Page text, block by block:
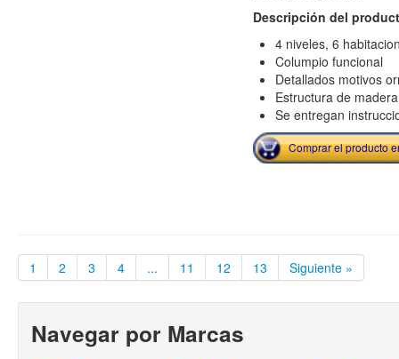
Descripción del
4 niveles, 6
Columpio funcional
Detallados motivos
Estructura de
Se entregan
Comprar el producto
1 2 3 4 ... 11 12 13 Siguiente »
Navegar por Marcas